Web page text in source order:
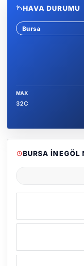
HAVA DURUMU
Sehir sec
MAX
32C
BURSA